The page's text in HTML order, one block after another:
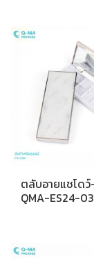
ตลับอายแชโด
QMA-ES24-